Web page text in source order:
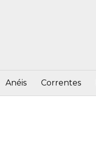
Anéis Correntes